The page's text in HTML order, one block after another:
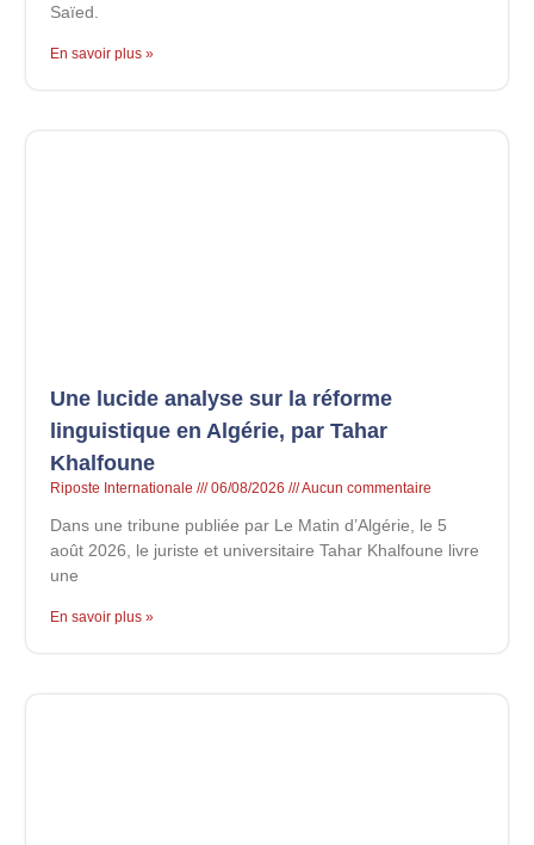
Saïed.
En savoir plus »
Une lucide analyse sur la réforme
linguistique en Algérie, par Tahar
Khalfoune
Riposte Internationale 06/08/2026 Aucun commentaire
Dans une tribune publiée par Le Matin d’Algérie, le 5
août 2026, le juriste et universitaire Tahar Khalfoune livre
une
En savoir plus »